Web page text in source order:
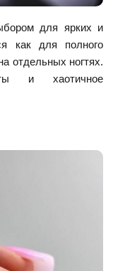
для ярких и
как для полного
отдельных ногтях.
и хаотичное